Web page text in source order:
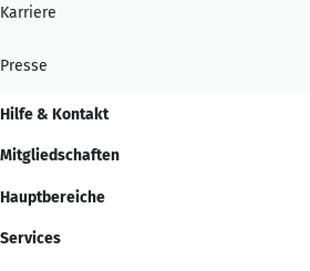
Karriere
Presse
Hilfe & Kontakt
Mitgliedschaften
Hauptbereiche
Services